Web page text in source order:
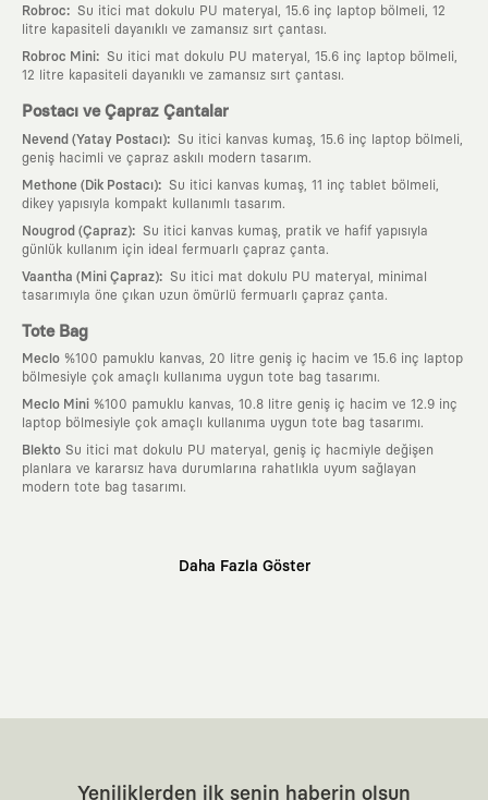
Robroc: Su itici mat dokulu PU materyal, 15.6 inç laptop bölmeli, 12
litre kapasiteli dayanıklı ve zamansız sırt çantası.
Robroc Mini: Su itici mat dokulu PU materyal, 15.6 inç laptop bölmeli,
12 litre kapasiteli dayanıklı ve zamansız sırt çantası.
Postacı ve Çapraz Çantalar
Nevend (Yatay Postacı): Su itici kanvas kumaş, 15.6 inç laptop bölmeli,
geniş hacimli ve çapraz askılı modern tasarım.
Methone (Dik Postacı): Su itici kanvas kumaş, 11 inç tablet bölmeli,
dikey yapısıyla kompakt kullanımlı tasarım.
Nougrod (Çapraz): Su itici kanvas kumaş, pratik ve hafif yapısıyla
günlük kullanım için ideal fermuarlı çapraz çanta.
Vaantha (Mini Çapraz): Su itici mat dokulu PU materyal, minimal
tasarımıyla öne çıkan uzun ömürlü fermuarlı çapraz çanta.
Tote Bag
Meclo %100 pamuklu kanvas, 20 litre geniş iç hacim ve 15.6 inç laptop
bölmesiyle çok amaçlı kullanıma uygun tote bag tasarımı.
Meclo Mini %100 pamuklu kanvas, 10.8 litre geniş iç hacim ve 12.9 inç
laptop bölmesiyle çok amaçlı kullanıma uygun tote bag tasarımı.
Blekto Su itici mat dokulu PU materyal, geniş iç hacmiyle değişen
planlara ve kararsız hava durumlarına rahatlıkla uyum sağlayan
modern tote bag tasarımı.
dolabının en değerli parçası olarak kalacak, hikayesini ve estetik
Yaratıcı Bir Topluluk
KAFT, keşfetmeyi sevenlerin, sanata tutkuyla bağlı
Daha Fazla Göster
Yeniliklerden ilk senin haberin olsun